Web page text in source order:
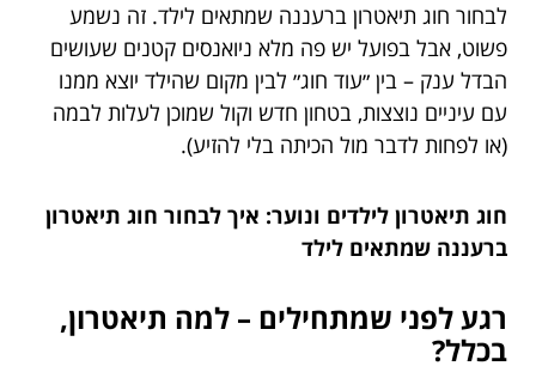
לבחור חוג תיאטרון ברעננה שמתאים לילד. זה נשמע
פשוט, אבל בפועל יש פה מלא ניואנסים קטנים שעושים
הבדל ענק – בין ״עוד חוג״ לבין מקום שהילד יוצא ממנו
עם עיניים נוצצות, בטחון חדש וקול שמוכן לעלות לבמה
(או לפחות לדבר מול הכיתה בלי להזיע).
חוג תיאטרון לילדים ונוער: איך לבחור חוג תיאטרון
ברעננה שמתאים לילד
רגע לפני שמתחילים – למה תיאטרון,
בכלל?